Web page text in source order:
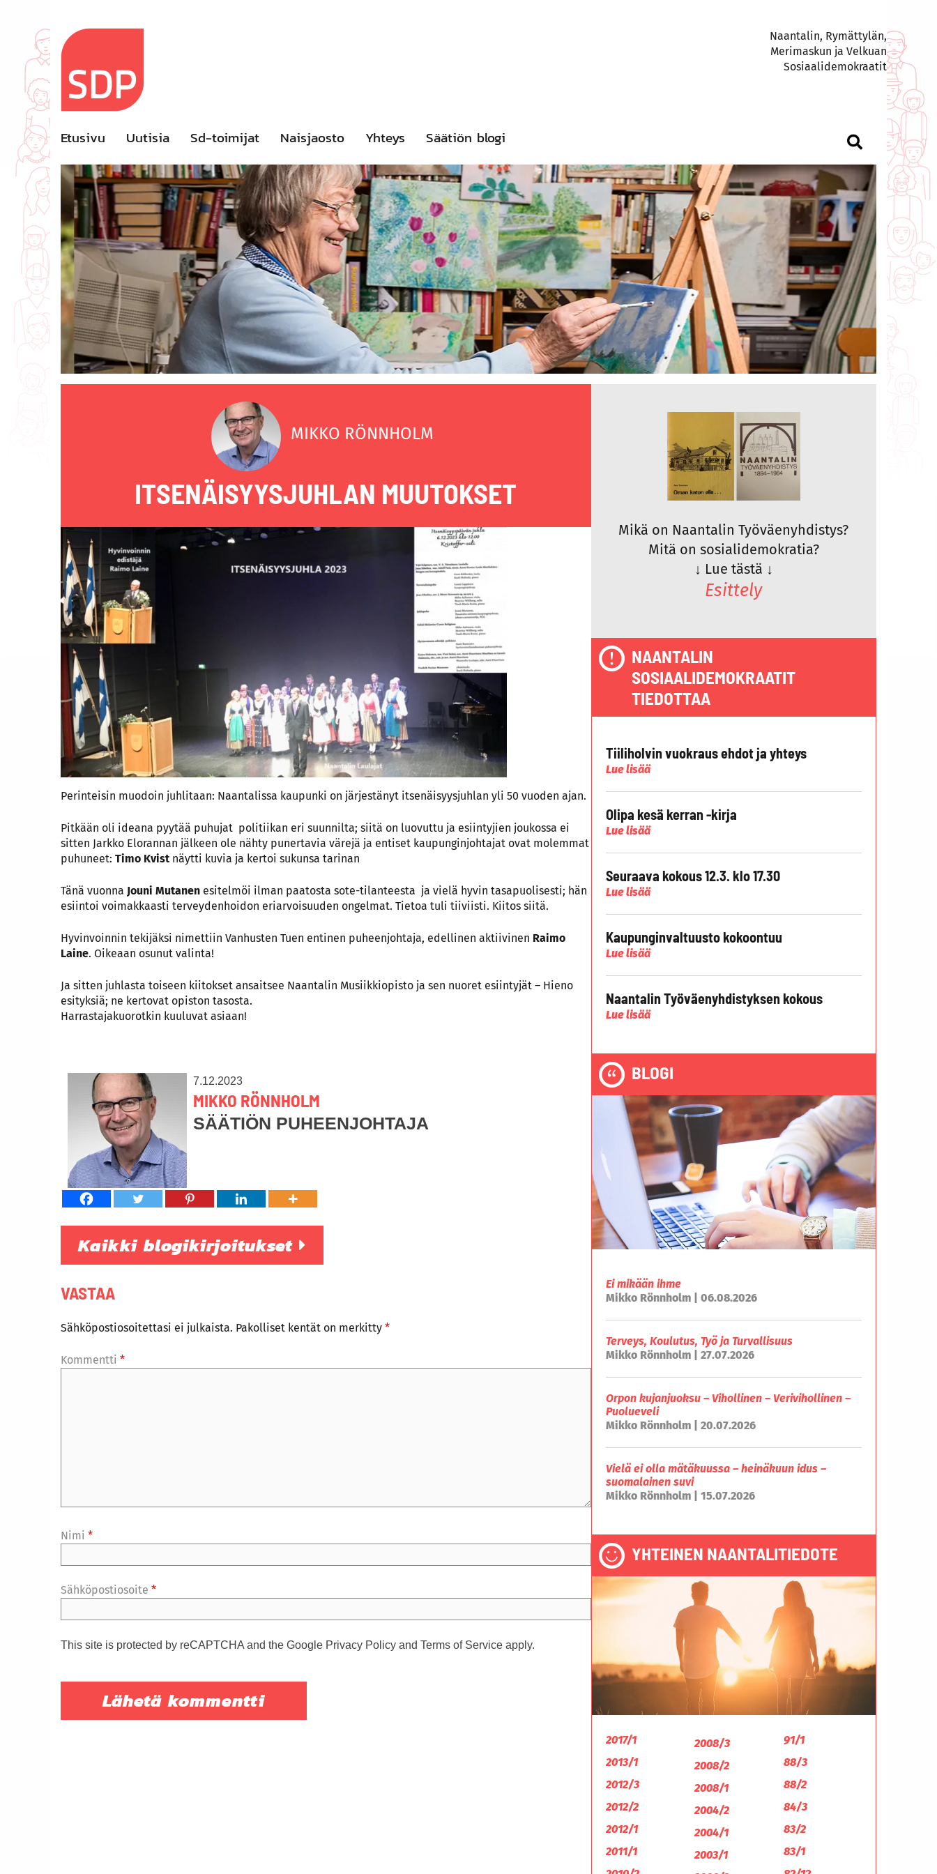
content
Naantalin, Rymättylän,
Merimaskun ja Velkuan
Sosiaalidemokraatit
Etusivu Uutisia Sd-toimijat Naisjaosto Yhteys Säätiön blogi
MIKKO RÖNNHOLM
ITSENÄISYYSJUHLAN MUUTOKSET
Perinteisin muodoin juhlitaan: Naantalissa kaupunki on järjestänyt itsenäisyysjuhlan yli 50 vuoden ajan.
Pitkään oli ideana pyytää puhujat politiikan eri suunnilta; siitä on luovuttu ja esiintyjien joukossa ei
sitten Jarkko Elorannan jälkeen ole nähty punertavia värejä ja entiset kaupunginjohtajat ovat molemmat
puhuneet: Timo Kvist näytti kuvia ja kertoi sukunsa tarinan
Tänä vuonna Jouni Mutanen esitelmöi ilman paatosta sote-tilanteesta ja vielä hyvin tasapuolisesti; hän
esiintoi voimakkaasti terveydenhoidon eriarvoisuuden ongelmat. Tietoa tuli tiiviisti. Kiitos siitä.
Hyvinvoinnin tekijäksi nimettiin Vanhusten Tuen entinen puheenjohtaja, edellinen aktiivinen Raimo
Laine. Oikeaan osunut valinta!
Ja sitten juhlasta toiseen kiitokset ansaitsee Naantalin Musiikkiopisto ja sen nuoret esiintyjät – Hieno
esityksiä; ne kertovat opiston tasosta.
Harrastajakuorotkin kuuluvat asiaan!
7.12.2023
MIKKO RÖNNHOLM
SÄÄTIÖN PUHEENJOHTAJA
Kaikki blogikirjoitukset
VASTAA
Sähköpostiosoitettasi ei julkaista. Pakolliset kentät on merkitty *
Kommentti *
Nimi *
Sähköpostiosoite *
This site is protected by reCAPTCHA and the Google Privacy Policy and Terms of Service apply.
Mikä on Naantalin Työväenyhdistys?
Mitä on sosialidemokratia?
↓ Lue tästä ↓
Esittely
NAANTALIN
SOSIAALIDEMOKRAATIT
TIEDOTTAA
Tiiliholvin vuokraus ehdot ja yhteys
Lue lisää
Olipa kesä kerran -kirja
Lue lisää
Seuraava kokous 12.3. klo 17.30
Lue lisää
Kaupunginvaltuusto kokoontuu
Lue lisää
Naantalin Työväenyhdistyksen kokous
Lue lisää
BLOGI
Ei mikään ihme
Mikko Rönnholm | 06.08.2026
Terveys, Koulutus, Työ ja Turvallisuus
Mikko Rönnholm | 27.07.2026
Orpon kujanjuoksu – Vihollinen – Verivihollinen –
Puolueveli
Mikko Rönnholm | 20.07.2026
Vielä ei olla mätäkuussa – heinäkuun idus –
suomalainen suvi
Mikko Rönnholm | 15.07.2026
YHTEINEN NAANTALITIEDOTE
2017/1
2013/1
2012/3
2012/2
2012/1
2011/1
2008/3
2008/2
2008/1
2004/2
2004/1
2003/1
91/1
88/3
88/2
84/3
83/2
83/1